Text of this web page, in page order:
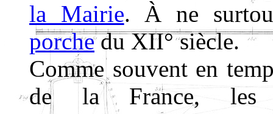
la Mairie. À ne
porchedu XII° siècle.
Comme souvent en
de la France, les